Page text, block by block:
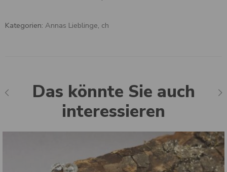
Kategorien: Annas Lieblinge, ch
Das könnte Sie auch
interessieren